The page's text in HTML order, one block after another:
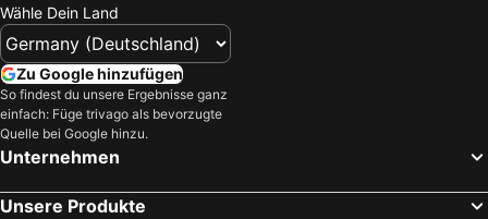
Wähle Dein Land
Zu Google hinzufügen
So findest du unsere Ergebnisse ganz
einfach: Füge trivago als bevorzugte
Quelle bei Google hinzu.
Unternehmen
Unsere Produkte